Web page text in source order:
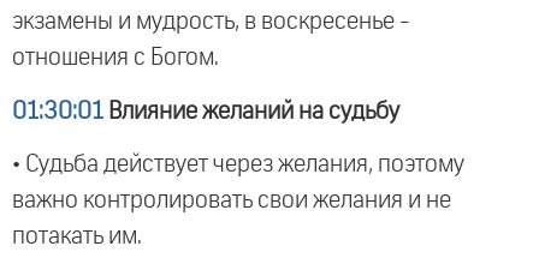
экзамены и мудрость, в воскресенье -
отношения с Богом.
01:30:01 Влияние желаний на судьбу
• Судьба действует через желания, поэтому
важно контролировать свои желания и не
потакать им.